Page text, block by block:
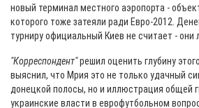
новый терминал местного аэропорта -
которого тоже затеяли ради Евро-2012.
турниру официальный Киев не считает - они
"Корреспондент"решил оценить глубину
выяснил, что Мрия это не только удачный
донецкой полосы, но и иллюстрация общей
украинские власти в еврофутбольном